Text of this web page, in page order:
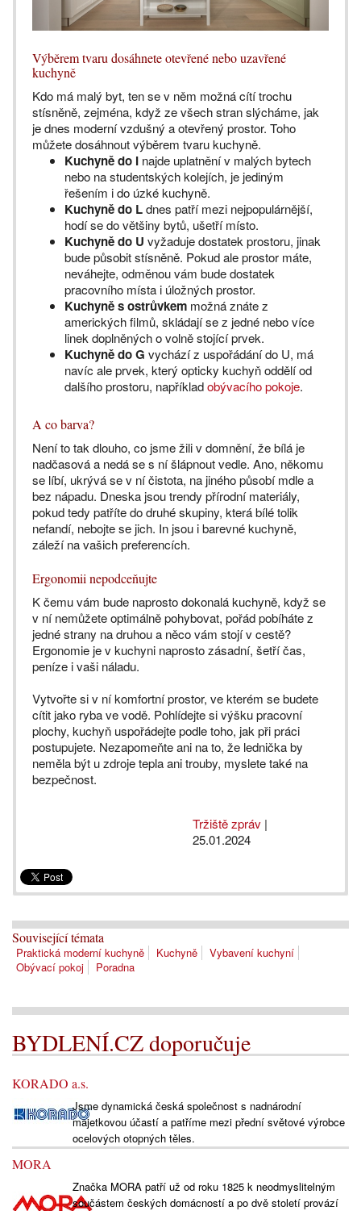
Výběrem tvaru dosáhnete otevřené nebo uzavřené
kuchyně
Kdo má malý byt, ten se v něm možná cítí trochu
stísněně, zejména, když ze všech stran slýcháme, jak
je dnes moderní vzdušný a otevřený prostor. Toho
můžete dosáhnout výběrem tvaru kuchyně.
Kuchyně do I najde uplatnění v malých bytech
nebo na studentských kolejích, je jediným
řešením i do úzké kuchyně.
Kuchyně do Ldnes patří mezi nejpopulárnější,
hodí se do většiny bytů, ušetří místo.
Kuchyně do U vyžaduje dostatek prostoru, jinak
bude působit stísněně. Pokud ale prostor máte,
neváhejte, odměnou vám bude dostatek
pracovního místa i úložných prostor.
Kuchyně s ostrůvkem možná znáte z
amerických filmů, skládají se z jedné nebo více
linek doplněných o volně stojící prvek.
Kuchyně do G vychází z uspořádání do U, má
navíc ale prvek, který opticky kuchyň oddělí od
dalšího prostoru, napříkladobývacího pokoje.
A co barva?
Není to tak dlouho, co jsme žili v domnění, že bílá je
nadčasová a nedá se s ní šlápnout vedle. Ano, někomu
se líbí, ukrývá se v ní čistota, na jiného působí mdle a
bez nápadu. Dneska jsou trendy přírodní materiály,
pokud tedy patříte do druhé skupiny, která bílé tolik
nefandí, nebojte se jich. In jsou i barevné kuchyně,
záleží na vašich preferencích.
Ergonomii nepodceňujte
K čemu vám bude naprosto dokonalá kuchyně, když se
v ní nemůžete optimálně pohybovat, pořád pobíháte z
jedné strany na druhou a něco vám stojí v cestě?
Ergonomie je v kuchyni naprosto zásadní, šetří čas,
peníze i vaši náladu.
Vytvořte si v ní komfortní prostor, ve kterém se budete
cítit jako ryba ve vodě. Pohlídejte si výšku pracovní
plochy, kuchyň uspořádejte podle toho, jak při práci
postupujete. Nezapomeňte ani na to, že lednička by
neměla být u zdroje tepla ani trouby, myslete také na
bezpečnost.
Tržiště zpráv |
25.01.2024
Související témata
Praktická moderní kuchyně Kuchyně
Vybavení kuchyní
Obývací pokoj
Poradna
BYDLENÍ.CZ doporučuje
KORADO a.s.
Jsme dynamická česká společnost s nadnárodní
majetkovou účastí a patříme mezi přední světové výrobce
ocelových otopných těles.
MORA
Značka MORA patří už od roku 1825 k neodmyslitelným
součástem českých domácností a po dvě století provází